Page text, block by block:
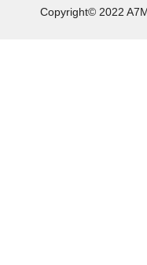
Copyright© 2022